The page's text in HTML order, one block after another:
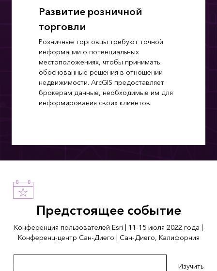
Развитие розничной
торговли
Розничные торговцы требуют точной
информации о потенциальных
местоположениях, чтобы принимать
обоснованные решения в отношении
недвижимости. ArcGIS предоставляет
брокерам данные, необходимые им для
информирования своих клиентов.
Предстоящее событие
Конференция пользователей Esri | 11-15 июля 2022 года |
Конференц-центр Сан-Диего | Сан-Диего, Калифорния
Получите подробную информацию о событии Изучить